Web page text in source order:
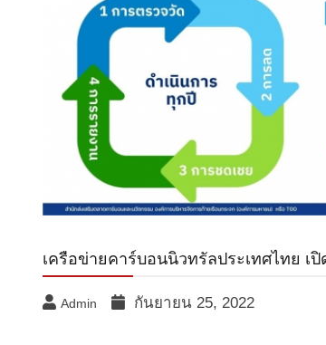
เครือข่ายคาร์บอนนิวทรัลประเทศไทย เ
Admin กันยายน 25, 2022